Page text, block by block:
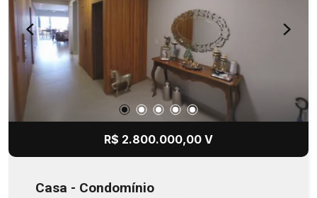
R$ 2.800.000,00 V
Casa - Condomínio